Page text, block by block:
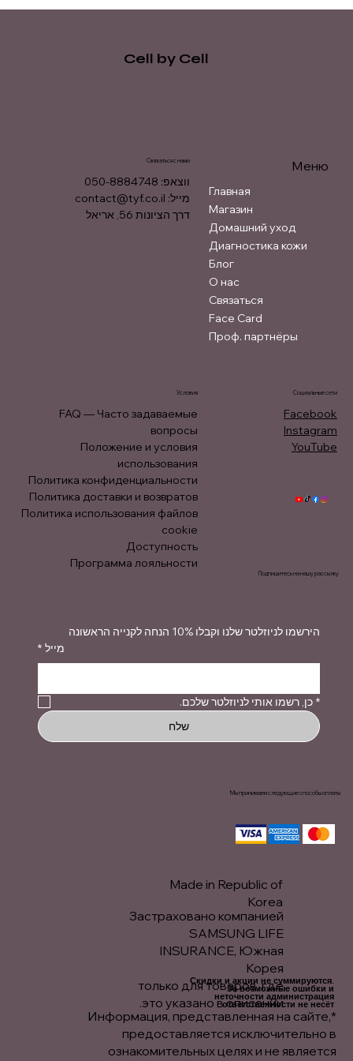
Cell by Cell
Меню
Главная
Магазин
Домашний уход
Диагностика кожи
Блог
О нас
Связаться
Face Card
Проф. партнёры
Условия
FAQ — Часто задаваемые
вопросы
Положение и условия
использования
Политика конфиденциальности
Политика доставки и возвратов
Политика использования файлов
cookie
Доступность
Программа лояльности
Связаться с нами
ווצאפ: 050-8884748
מייל: contact@tyf.co.il
דרך הציונות 56, אריאל
Социальные сети
Facebook
Instagram
YouTube
הירשמו לניוזלטר שלנו וקבלו 10% הנחה לקנייה הראשונה
* מייל
* כן, רשמו אותי לניוזלטר שלכם.
שלח
Подпишитесь на нашу рассылку
Мы принимаем следующие способы оплаты
Made in Republic of
Korea
Застраховано компанией
SAMSUNG LIFE
INSURANCE, Южная
Корея
только для товаров, где
это указано в описании.
Скидки и акции не суммируются.
За возможные ошибки и
неточности администрация
ответственности не несёт.
*Информация, представленная на сайте,
предоставляется исключительно в
ознакомительных целях и не является